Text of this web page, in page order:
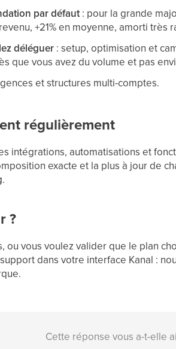
par défaut: pour la grande
+21% en moyenne, amorti très
déléguer: setup, optimisation et
que vous avez du volume et pas
et structures multi-comptes.
régulièrement
intégrations, automatisations et
exacte et la plus à jour de
.
?
ou vous voulez valider que le plan
dans votre interface Kanal :
Cette réponse vous a-t-elle